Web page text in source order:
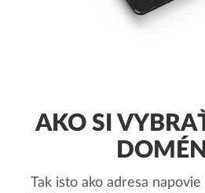
AKO SI
Tak isto ako adresa